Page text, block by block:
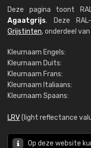
Deze pagina toont
Agaatgrijs. Deze
Grijstinten, onderdeel
Kleurnaam Engels:
Kleurnaam Duits:
Kleurnaam Frans:
Kleurnaam Italiaans:
Kleurnaam Spaans:
LRV(light reflectance
Op deze website